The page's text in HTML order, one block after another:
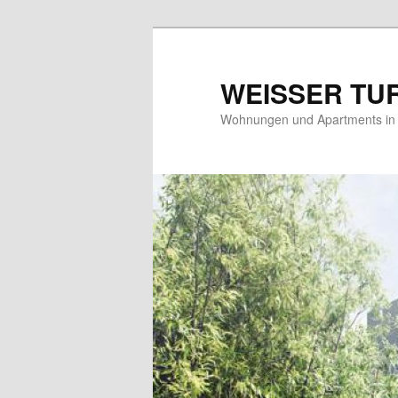
WEISSER
Wohnungen und Apartments